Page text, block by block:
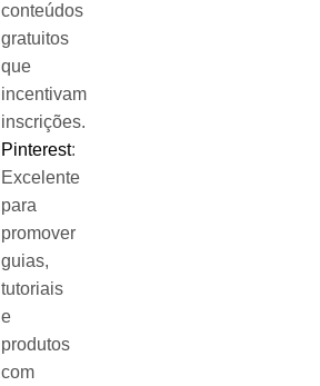
conteúdos
gratuitos
que
incentivam
inscrições.
Pinterest:
Excelente
para
promover
guias,
tutoriais
e
produtos
com